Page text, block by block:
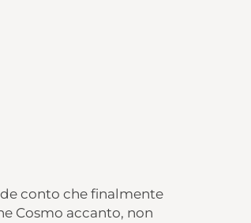
conto che finalmente
Cosmo accanto, non